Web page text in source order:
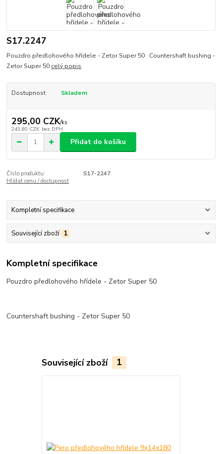
S17.2247
Pouzdro předlohového hřídele - Zetor Super 50 Countershaft bushing -
Zetor Super 50 celý popis
Dostupnost Skladem
295,00 CZK/ks
243,80 CZK bez DPH
Přidat do košíku
Číslo produktu:
S17-2247
Hlídat cenu / dostupnost
Kompletní specifikace
Související zboží 1
Kompletní specifikace
Pouzdro předlohového hřídele - Zetor Super 50
Countershaft bushing - Zetor Super 50
Související zboží 1